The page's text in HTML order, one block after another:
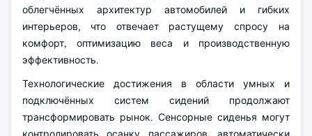
облегчённых архитектур автомобилей и гибких
интерьеров, что отвечает растущему спросу на
комфорт, оптимизацию веса и производственную
эффективность.
Технологические достижения в области умных и
подключённых систем сидений продолжают
трансформировать рынок. Сенсорные сиденья могут